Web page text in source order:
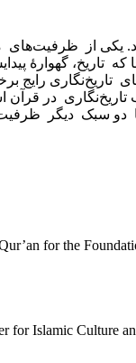
یکی از
تاریخ، گهوارهٔ
تاریخ‌نگاری رایج
در قرآن
دو سبک دیگر
for the
for Islamic Culture